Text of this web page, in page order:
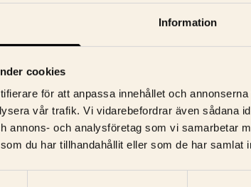
Information
cookies
för att anpassa innehållet och
vår trafik. Vi vidarebefordrar även sådana
annons- och analysföretag som vi samarbetar
du har tillhandahållit eller som de har samlat
Jack Nicholson, Shelley Duvall, Danny